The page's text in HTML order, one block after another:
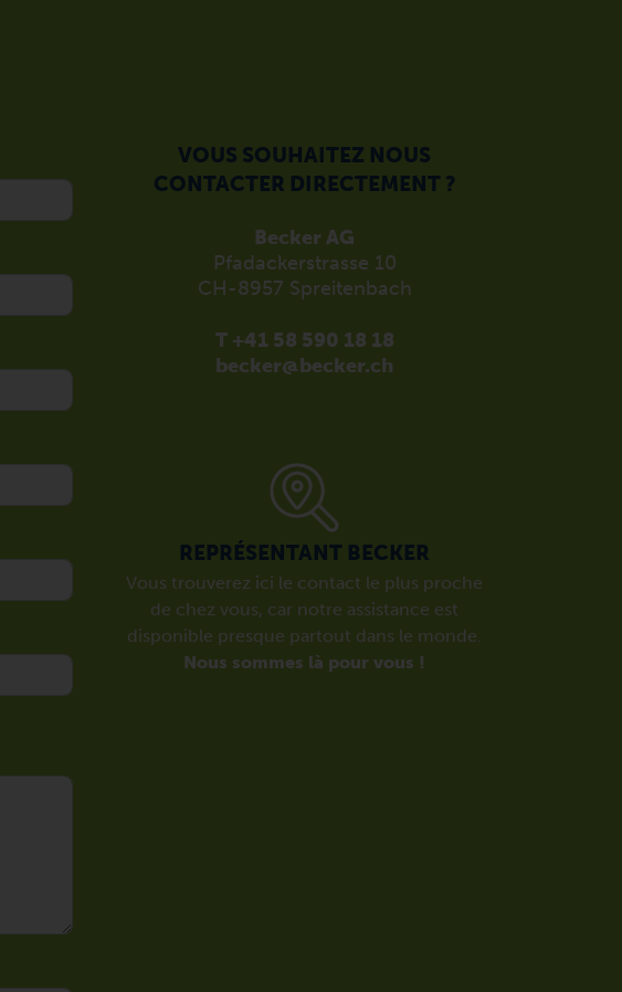
VOUS SOUHAITEZ NOUS
CONTACTER DIRECTEMENT ?
Becker AG
Pfadackerstrasse 10
CH-8957 Spreitenbach
T +41 58 590 18 18
becker@becker.ch
REPRÉSENTANT BECKER
Vous trouverez ici le contact le plus proche
de chez vous, car notre assistance est
disponible presque partout dans le monde.
Nous sommes là pour vous !